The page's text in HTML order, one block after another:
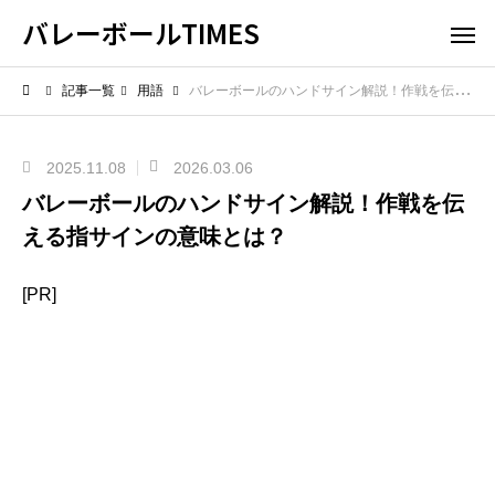
バレーボールTIMES
記事一覧 用語 バレーボールのハンドサイン解説！作戦を伝える指サインの意味とは？
2025.11.08 2026.03.06
バレーボールのハンドサイン解説！作戦を伝
える指サインの意味とは？
[PR]